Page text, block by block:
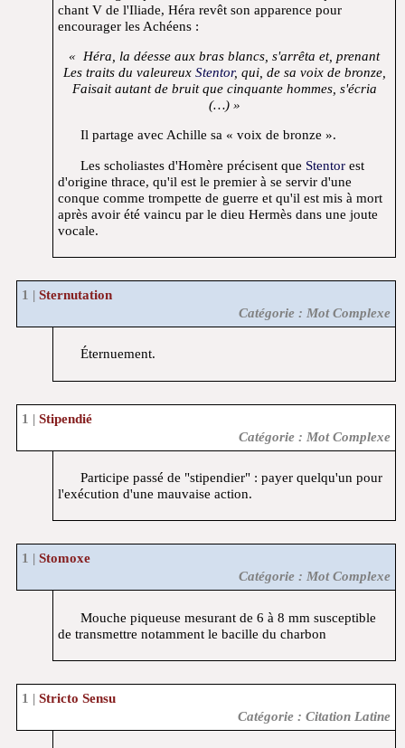
chant V de l'Iliade, Héra revêt son apparence pour
encourager les Achéens :
« Héra, la déesse aux bras blancs, s'arrêta et, prenant
Les traits du valeureux Stentor, qui, de sa voix de bronze,
Faisait autant de bruit que cinquante hommes, s'écria
(…) »
Il partage avec Achille sa « voix de bronze ».
Les scholiastes d'Homère précisent que Stentor est
d'origine thrace, qu'il est le premier à se servir d'une
conque comme trompette de guerre et qu'il est mis à mort
après avoir été vaincu par le dieu Hermès dans une joute
vocale.
Sternutation
Catégorie : Mot Complexe
Éternuement.
Stipendié
Catégorie : Mot Complexe
Participe passé de "stipendier" : payer quelqu'un pour
l'exécution d'une mauvaise action.
Stomoxe
Catégorie : Mot Complexe
Mouche piqueuse mesurant de 6 à 8 mm susceptible
de transmettre notamment le bacille du charbon
Stricto Sensu
Catégorie : Citation Latine